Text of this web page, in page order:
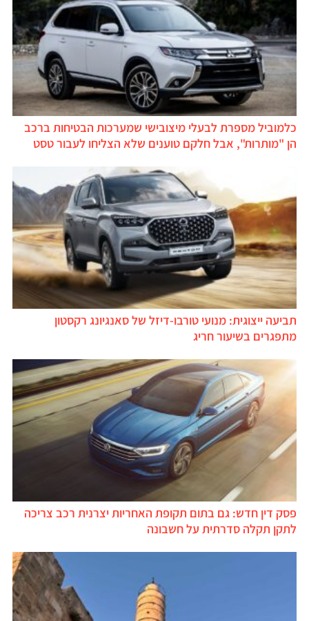
כלמוביל מספרת לבעלי מיצובישי שמערכות הבטיחות ברכב
הן "מותרות", אבל חלקם טוענים שלא הצליחו לעבור טסט
תביעה ייצוגית: מנועי טורבו-דיזל של סאנגיונג רקסטון
מתפגרים בשיעור חריג
פסק דין חדש: גם בתום תקופת האחריות יצרנית רכב צריכה
לתקן תקלה סדרתית על חשבונה